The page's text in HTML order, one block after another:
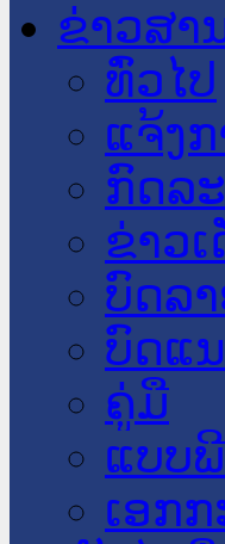
ຂ່າວສາ
​ທົ່ວ​ໄປ
ແຈ້ງ
ກົດລ
ຂ່າວເ
ບົດລ
ບົດແ
ຄູ່ມື
ແບບ
ເອກ